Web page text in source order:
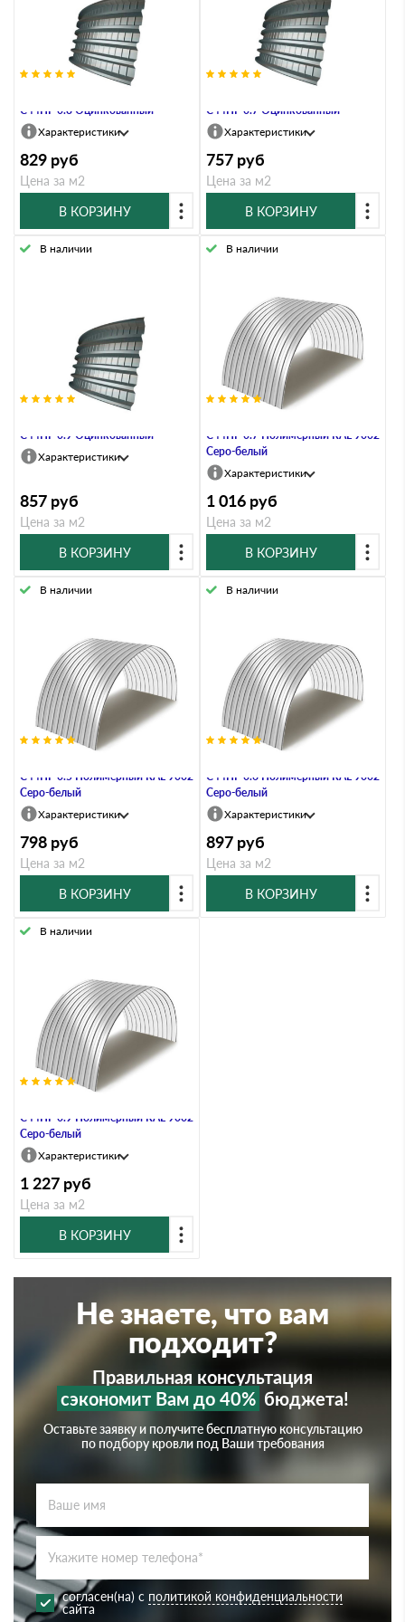
C44ПГ 0.8 Оцинкованный
Характеристики
829 руб
Цена за м2
В КОРЗИНУ
C44ПГ 0.7 Оцинкованный
Характеристики
757 руб
Цена за м2
В КОРЗИНУ
C44ПГ 0.9 Оцинкованный
В наличии
Характеристики
857 руб
Цена за м2
В КОРЗИНУ
C44ПГ 0.7 Полимерный RAL 9002
Серо-белый
В наличии
Характеристики
1 016 руб
Цена за м2
В КОРЗИНУ
C44ПГ 0.5 Полимерный RAL 9002
Серо-белый
В наличии
Характеристики
798 руб
Цена за м2
В КОРЗИНУ
C44ПГ 0.6 Полимерный RAL 9002
Серо-белый
В наличии
Характеристики
897 руб
Цена за м2
В КОРЗИНУ
C44ПГ 0.9 Полимерный RAL 9002
Серо-белый
В наличии
Характеристики
1 227 руб
Цена за м2
В КОРЗИНУ
Не знаете, что вам
подходит?
Правильная консультация
сэкономит Вам до 40% бюджета!
Оставьте заявку и получите бесплатную консультацию
по подбору кровли под Ваши требования
согласен(на) с политикой конфиденциальности
сайта